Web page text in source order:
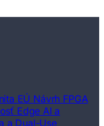
EÚ Návrh FPGA
Edge AI a
a Dual-Use